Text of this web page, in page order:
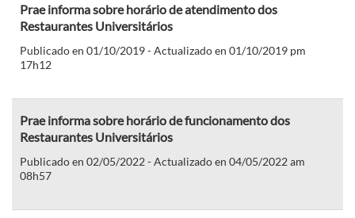
Prae informa sobre horário de atendimento dos
Restaurantes Universitários
Publicado en 01/10/2019 - Actualizado en 01/10/2019 pm
17h12
Prae informa sobre horário de funcionamento dos
Restaurantes Universitários
Publicado en 02/05/2022 - Actualizado en 04/05/2022 am
08h57